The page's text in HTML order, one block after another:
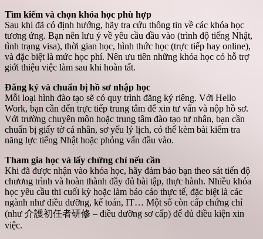
Tìm kiếm và chọn khóa học phù hợp
Sau khi đã có định hướng, hãy tra cứu thông tin về các khóa học
tương ứng. Bạn nên lưu ý về yêu cầu đầu vào (trình độ tiếng Nhật,
tình trạng visa), thời gian học, hình thức học (trực tiếp hay online),
và đặc biệt là mức học phí. Nên ưu tiên những khóa học có hỗ trợ
giới thiệu việc làm sau khi hoàn tất.
Đăng ký và chuẩn bị hồ sơ nhập học
Mỗi loại hình đào tạo sẽ có quy trình đăng ký riêng. Với Hello
Work, bạn cần đến trực tiếp trung tâm để xin tư vấn và nộp hồ sơ.
Với trường chuyên môn hoặc trung tâm đào tạo tư nhân, bạn cần
chuẩn bị giấy tờ cá nhân, sơ yếu lý lịch, có thể kèm bài kiểm tra
năng lực tiếng Nhật hoặc phỏng vấn đầu vào.
Tham gia học và lấy chứng chỉ nếu cần
Khi đã được nhận vào khóa học, hãy đảm bảo bạn theo sát tiến độ
chương trình và hoàn thành đầy đủ bài tập, thực hành. Nhiều khóa
học yêu cầu thi cuối kỳ hoặc làm báo cáo thực tế, đặc biệt là các
ngành như điều dưỡng, kế toán, IT… Một số còn cấp chứng chỉ
(như 介護初任者研修 – điều dưỡng sơ cấp) để đủ điều kiện xin
việc.